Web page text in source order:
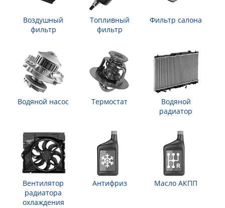
Воздушный
фильтр
Топливный
фильтр
Фильтр салона
Водяной насос Термостат
Водяной
радиатор
Вентилятор
радиатора
охлаждения
Антифриз Масло АКПП